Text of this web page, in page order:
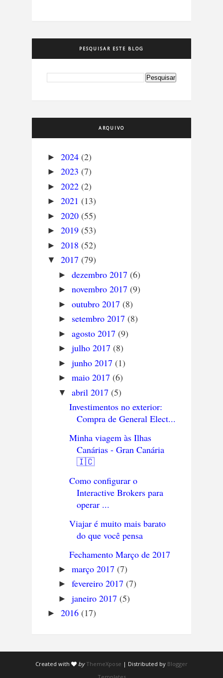
PESQUISAR ESTE BLOG
ARQUIVO
► 2024 (2)
► 2023 (7)
► 2022 (2)
► 2021 (13)
► 2020 (55)
► 2019 (53)
► 2018 (52)
▼ 2017 (79)
► dezembro 2017 (6)
► novembro 2017 (9)
► outubro 2017 (8)
► setembro 2017 (8)
► agosto 2017 (9)
► julho 2017 (8)
► junho 2017 (1)
► maio 2017 (6)
▼ abril 2017 (5)
Investimentos no exterior:
Compra de General Elect...
Minha viagem às Ilhas
Canárias - Gran Canária
🇮🇨
Como configurar o
Interactive Brokers para
operar ...
Viajar é muito mais barato
do que você pensa
Fechamento Março de 2017
► março 2017 (7)
► fevereiro 2017 (7)
► janeiro 2017 (5)
► 2016 (17)
Created with by ThemeXpose | Distributed by Blogger